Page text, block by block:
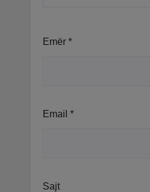
Emër *
Email *
Sajt